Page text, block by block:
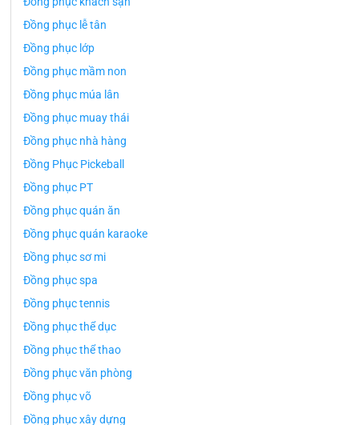
Đồng phục lễ tân
Đồng phục lớp
Đồng phục mầm non
Đồng phục múa lân
Đồng phục muay thái
Đồng phục nhà hàng
Đồng Phục Pickeball
Đồng phục PT
Đồng phục quán ăn
Đồng phục quán karaoke
Đồng phục sơ mi
Đồng phục spa
Đồng phục tennis
Đồng phục thể dục
Đồng phục thể thao
Đồng phục văn phòng
Đồng phục võ
Đồng phục xây dựng